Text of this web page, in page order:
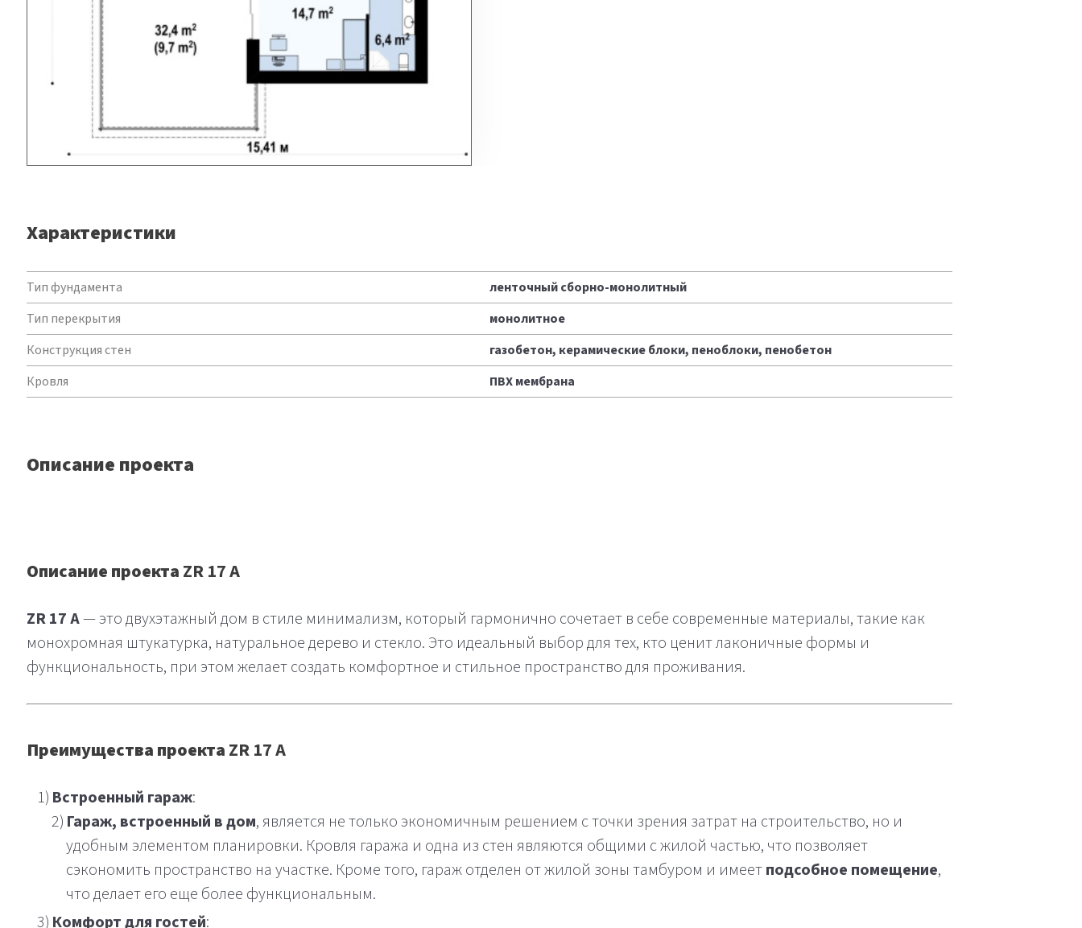
Характеристики
Характеристики
Тип фундамента
ленточный сборно-монолитный
Тип перекрытия
монолитное
Конструкция стен
газобетон, керамические блоки, пеноблоки, пенобетон
Кровля
ПВХ мембрана
Описание проекта
Описание проектаZR 17 A
ZR 17 A— это двухэтажный дом в стиле минимализм, который гармонично сочетает в себе современные материалы, такие как
монохромная штукатурка, натуральное дерево и стекло. Это идеальный выбор для тех, кто ценит лаконичные формы и
функциональность, при этом желает создать комфортное и стильное пространство для проживания.
Преимущества проектаZR 17 A
Встроенный гараж:
Гараж, встроенный в дом, является не только экономичным решением с точки зрения затрат на строительство, но и
удобным элементом планировки. Кровля гаража и одна из стен являются общими с жилой частью, что позволяет
сэкономить пространство на участке. Кроме того, гараж отделен от жилой зоны тамбуром и имеетподсобное помещение,
что делает его еще более функциональным.
Комфорт для гостей: